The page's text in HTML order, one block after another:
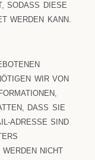
SODASS DIESE
WERDEN KANN.
WIR VON
DASS SIE
ADRESSE SIND
NICHT